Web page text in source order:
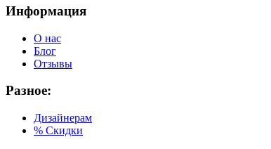
Информация
О нас
Блог
Отзывы
Разное:
Дизайнерам
% Скидки